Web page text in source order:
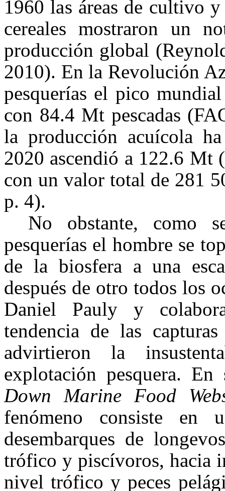
1960 las áreas de cultivo
cereales mostraron un
producción global (
2010). En la Revolución
pesquerías el pico
con 84.4 Mt pescadas (
la producción acuícola
2020 ascendió a 122.6 Mt
con un valor total de 281
p. 4).
No obstante, como
pesquerías el hombre se
de la biosfera a una
después de otro todos los
Daniel Pauly y
tendencia de las
advirtieron la
explotación pesquera.
Down Marine Food
fenómeno consiste en
desembarques de
trófico y piscívoros, hacia
nivel trófico y peces